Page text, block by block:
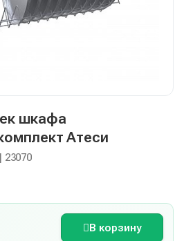
шкафа
Атеси
| 23070
В корзину